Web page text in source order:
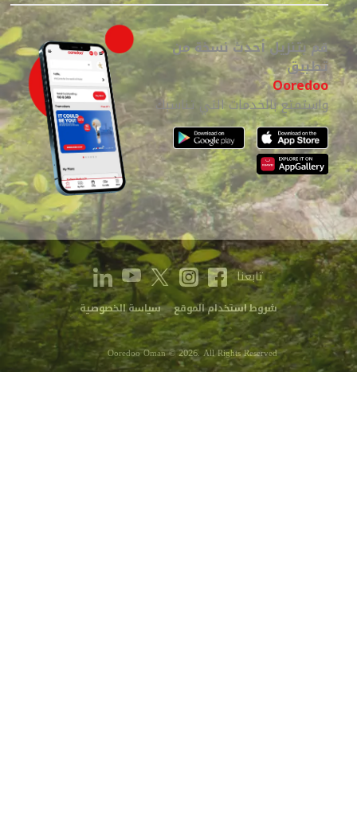
قم بتنزيل أحدث نسخة من
تطبيق
Ooredoo
واستمتع بالخدمات التي تناسبك
تابعنا
شروط استخدام الموقع سياسة الخصوصية
Ooredoo Oman © 2026. All Rights Reserved